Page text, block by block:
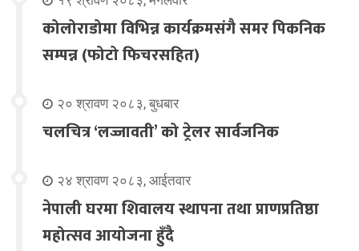
कोलोराडोमा विभिन्न कार्यक्रमसंगै समर पिकनिक
सम्पन्न (फोटो फिचरसहित)
२० श्रावण २०८३, बुधबार
चलचित्र ‘लज्जावती’ को ट्रेलर सार्वजनिक
२४ श्रावण २०८३, आईतवार
नेपाली घरमा शिवालय स्थापना तथा प्राणप्रतिष्ठा
महोत्सव आयोजना हुँदै